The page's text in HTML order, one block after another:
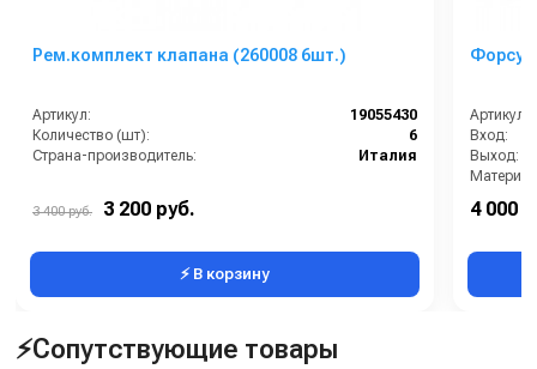
Рем.комплект клапана (260008 6шт.)
Артикул:
19055430
Количество (шт):
6
Страна-производитель:
Италия
3 400 руб. 3 200 руб.
⚡ В корзину
Артикул:
Вход:
Выход:
Вес, кг:
4 000
⚡Сопутствующие товары